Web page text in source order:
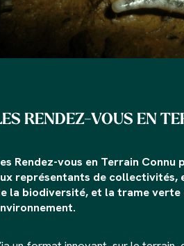
RENDEZ-VOUS EN
Rendez-vous en Terrain
représentants de collectivités,
la biodiversité, et la trame verte